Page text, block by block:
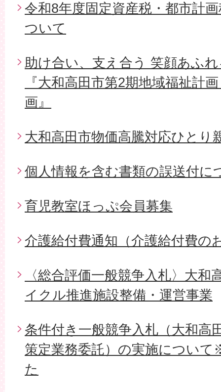
令和8年度固定資産税・都市計
ついて
助け合い、支え合う 笑顔あふ
『大和高田市第2期地域福祉計
画』
大和高田市物価高騰対応ひとり
個人情報を含む書類の誤送付に
育児教室ほっぷ会員募集
介護給付費通知（介護給付費の
〈総合評価一般競争入札〉大
イクル推進施設整備・運営事業
条件付き一般競争入札（大和高
策定業務委託）の実施につい
た